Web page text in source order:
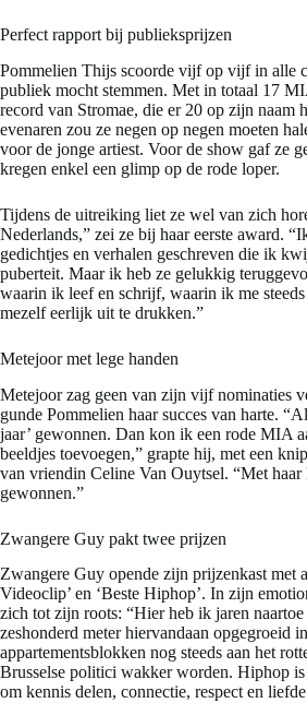
Perfect rapport bij publieksprijzen
Pommelien Thijs scoorde vijf op vijf in alle
publiek mocht stemmen. Met in totaal 17
record van Stromae, die er 20 op zijn naam
evenaren zou ze negen op negen moeten
voor de jonge artiest. Voor de show gaf ze
kregen enkel een glimp op de rode loper.
Tijdens de uitreiking liet ze wel van zich
Nederlands,” zei ze bij haar eerste award.
gedichtjes en verhalen geschreven die ik
puberteit. Maar ik heb ze gelukkig
waarin ik leef en schrijf, waarin ik me
mezelf eerlijk uit te drukken.”
Metejoor met lege handen
Metejoor zag geen van zijn vijf nominaties
gunde Pommelien haar succes van harte.
jaar’ gewonnen. Dan kon ik een rode MIA
beeldjes toevoegen,” grapte hij, met een
van vriendin Celine Van Ouytsel. “Met
gewonnen.”
Zwangere Guy pakt twee prijzen
Zwangere Guy opende zijn prijzenkast met
Videoclip’ en ‘Beste Hiphop’. In zijn
zich tot zijn roots: “Hier heb ik jaren
zeshonderd meter hiervandaan opgegroeid
appartementsblokken nog steeds aan het
Brusselse politici wakker worden. Hiphop
om kennis delen, connectie, respect en